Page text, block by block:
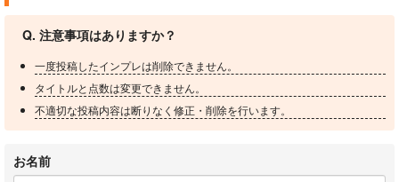
Q. 注意事項はありますか？
一度投稿したインプレは削除できません。
タイトルと点数は変更できません。
不適切な投稿内容は断りなく修正・削除を行います。
お名前